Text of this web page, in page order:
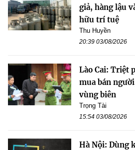
giả, hàng lậu
hữu trí tuệ
Thu Huyền
20:39 03/08/2026
Lào Cai: Triệt
mua bán
vùng biên
Trọng Tài
15:54 03/08/2026
Hà Nội: Dùng